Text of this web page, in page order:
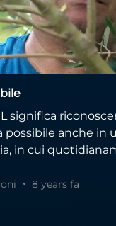
significa
possibile anche in
in cui
8 years fa